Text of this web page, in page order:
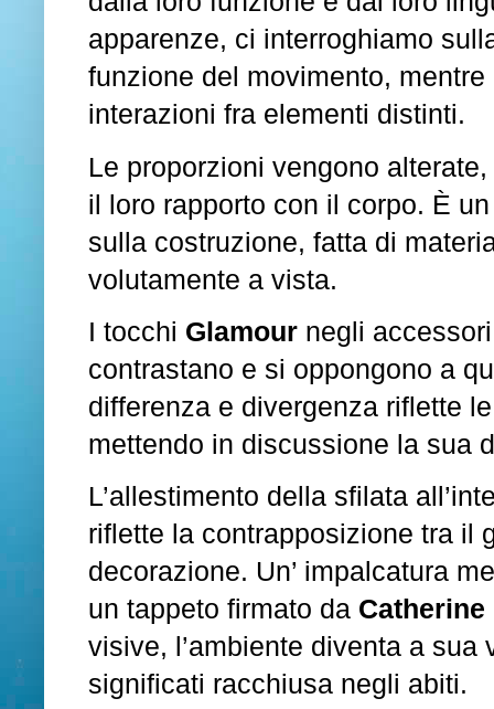
apparenze, ci interroghiamo
funzione del movimento,
interazioni fra elementi distinti.
Le proporzioni vengono
il loro rapporto con il corpo. È
sulla costruzione, fatta di
volutamente a vista.
I tocchi Glamour negli
contrastano e si oppongono a
differenza e divergenza riflette
mettendo in discussione la sua
L’allestimento della sfilata
riflette la contrapposizione tra il
decorazione. Un’ impalcatura
un tappeto firmato da Catherine
visive, l’ambiente diventa a
significati racchiusa negli abiti.